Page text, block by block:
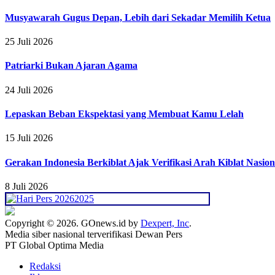
Musyawarah Gugus Depan, Lebih dari Sekadar Memilih Ketua
25 Juli 2026
Patriarki Bukan Ajaran Agama
24 Juli 2026
Lepaskan Beban Ekspektasi yang Membuat Kamu Lelah
15 Juli 2026
Gerakan Indonesia Berkiblat Ajak Verifikasi Arah Kiblat
8 Juli 2026
Copyright © 2026. GOnews.id by Dexpert, Inc.
Media siber nasional terverifikasi Dewan Pers
PT Global Optima Media
Redaksi